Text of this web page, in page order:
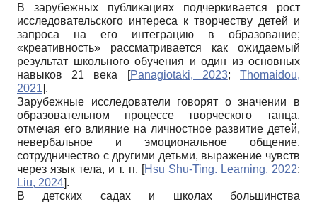
В зарубежных публикациях подчеркивается рост
исследовательского интереса к творчеству детей и
запроса на его интеграцию в образование;
«креативность» рассматривается как ожидаемый
результат школьного обучения и один из основных
навыков 21 века
[Panagiotaki, 2023;Thomaidou,
2021].
Зарубежные исследователи говорят о значении в
образовательном процессе творческого танца,
отмечая его влияние на личностное развитие детей,
невербальное и эмоциональное общение,
сотрудничество с другими детьми, выражение чувств
через язык тела, и т. п. [Hsu Shu-Ting. Learning, 2022;
Liu, 2024].
В детских садах и школах большинства